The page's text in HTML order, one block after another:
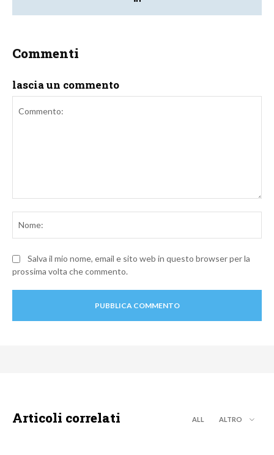
Commenti
lascia un commento
Salva il mio nome, email e sito web in questo browser per la
prossima volta che commento.
Articoli correlati ALL ALTRO